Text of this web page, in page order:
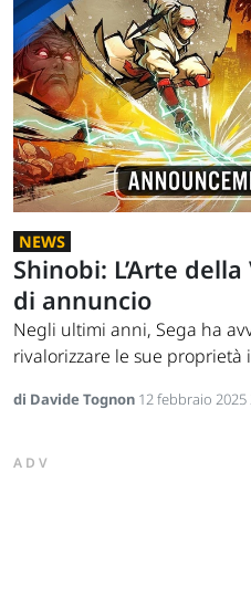
NEWS
Shinobi: L’Arte
di annuncio
Negli ultimi anni, Sega ha
rivalorizzare le sue proprietà
di Davide Tognon 12 febbraio 2025
ADV